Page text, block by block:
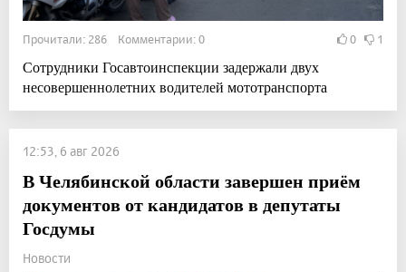
Прочитали: 286 Комментарии: 0 0 1
Сотрудники Госавтоинспекции задержали двух
несовершеннолетних водителей мототранспорта
12:53, 6 авг 2026
В Челябинской области завершен приём
документов от кандидатов в депутаты
Госдумы
Новости